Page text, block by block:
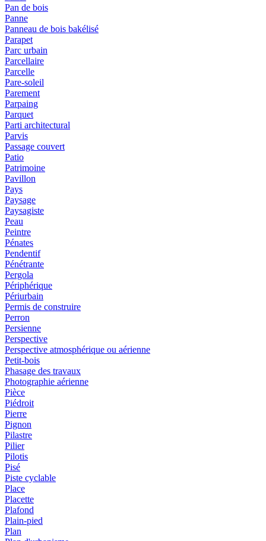
Pan de bois
Panne
Panneau de bois bakélisé
Parapet
Parc urbain
Parcellaire
Parcelle
Pare-soleil
Parement
Parpaing
Parquet
Parti architectural
Parvis
Passage couvert
Patio
Patrimoine
Pavillon
Pays
Paysage
Paysagiste
Peau
Peintre
Pénates
Pendentif
Pénétrante
Pergola
Périphérique
Périurbain
Permis de construire
Perron
Persienne
Perspective
Perspective atmosphérique ou aérienne
Petit-bois
Phasage des travaux
Photographie aérienne
Pièce
Piédroit
Pierre
Pignon
Pilastre
Pilier
Pilotis
Pisé
Piste cyclable
Place
Placette
Plafond
Plain-pied
Plan